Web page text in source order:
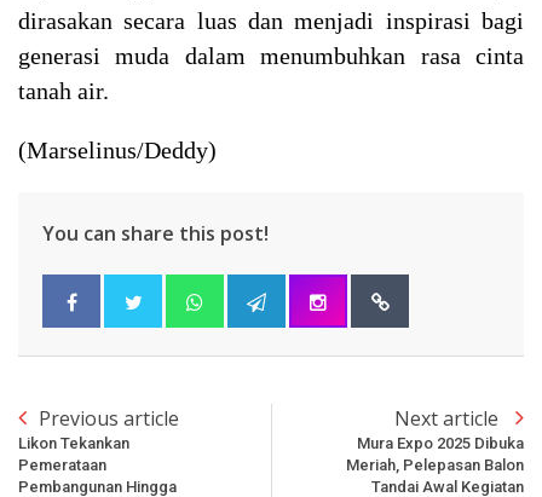
dirasakan secara luas dan menjadi inspirasi bagi
generasi muda dalam menumbuhkan rasa cinta
tanah air.
(Marselinus/Deddy)
You can share this post!
Previous article
Likon Tekankan
Pemerataan
Pembangunan Hingga
Next article
Mura Expo 2025 Dibuka
Meriah, Pelepasan Balon
Tandai Awal Kegiatan